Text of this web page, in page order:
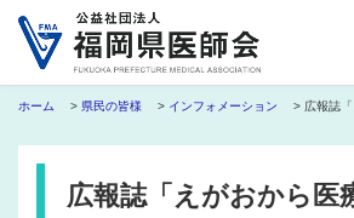
ホーム > 県民の皆様 > インフォメーション > 広報誌「
広報誌「えがおから医